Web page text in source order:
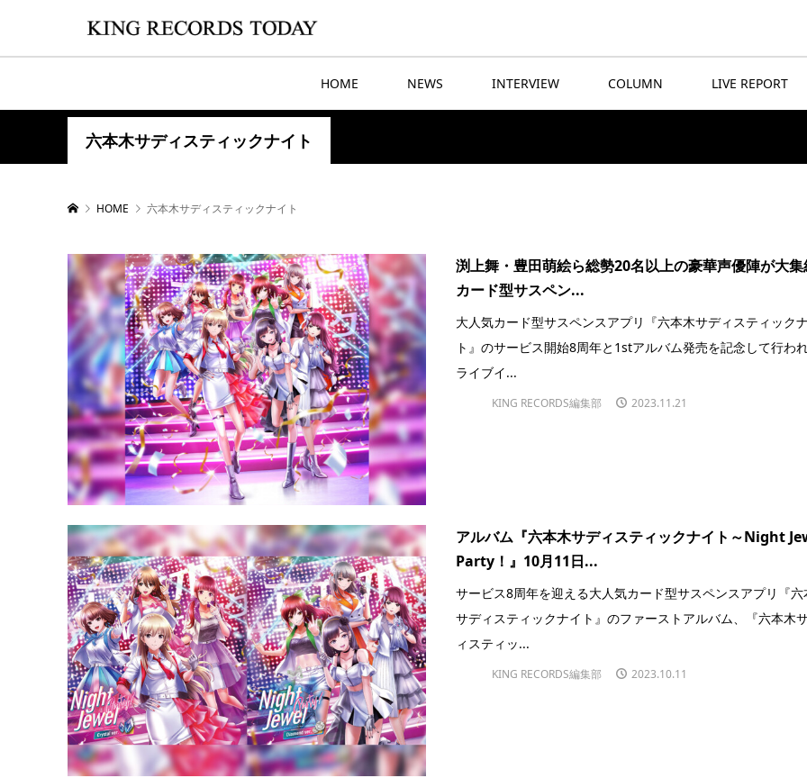
HOME NEWS INTERVIEW COLUMN LIVE REPORT
六本木サディスティックナイト
HOME 六本木サディスティックナイト
渕上舞・豊田萌絵ら総勢20名以上の豪華声優陣が大
カード型サスペン...
大人気カード型サスペンスアプリ『六本木サディスティック
ト』のサービス開始8周年と1stアルバム発売を記念して行わ
ライブイ...
KING RECORDS編集部 2023.11.21
アルバム『六本木サディスティックナイト～Night
Party！』10月11日...
サービス8周年を迎える大人気カード型サスペンスアプリ『六
サディスティックナイト』のファーストアルバム、『六本木
ィスティッ...
KING RECORDS編集部 2023.10.11